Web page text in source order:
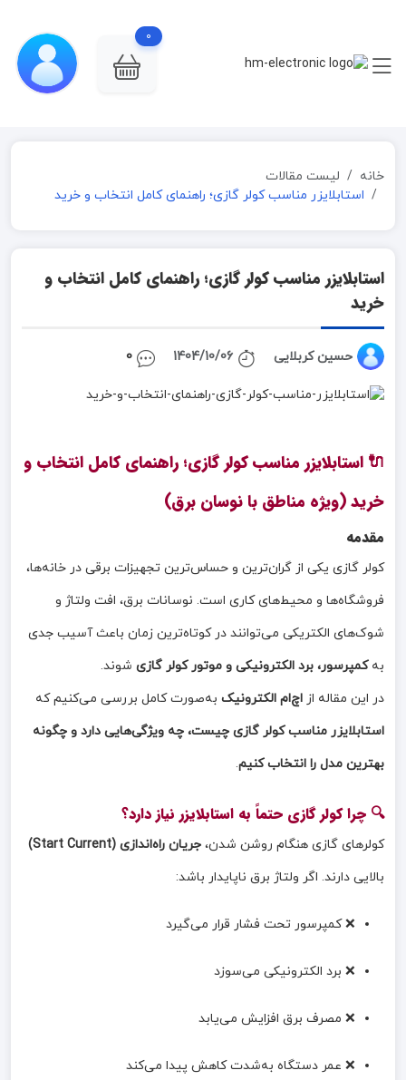
0
خانه
لیست مقالات
استابلایزر مناسب کولر گازی؛ راهنمای کامل انتخاب و خرید
استابلایزر مناسب کولر گازی؛ راهنمای کامل انتخاب و
خرید
حسین کربلایی 1404/10/06
0
🔌 استابلایزر مناسب کولر گازی؛ راهنمای کامل انتخاب و
خرید (ویژه مناطق با نوسان برق)
مقدمه
کولر گازی یکی از گران‌ترین و حساس‌ترین تجهیزات برقی در خانه‌ها،
فروشگاه‌ها و محیط‌های کاری است. نوسانات برق، افت ولتاژ و
شوک‌های الکتریکی می‌توانند در کوتاه‌ترین زمان باعث آسیب جدی
بهکمپرسور، برد الکترونیکی و موتور کولر گازی شوند.
در این مقاله از اچ‌ام الکترونیک به‌صورت کامل بررسی می‌کنیم که
استابلایزر مناسب کولر گازی چیست، چه ویژگی‌هایی دارد و چگونه
بهترین مدل را انتخاب کنیم.
🔍 چرا کولر گازی حتماً به استابلایزر نیاز دارد؟
کولرهای گازی هنگام روشن شدن، جریان راه‌اندازی (Start Current)
بالایی دارند. اگر ولتاژ برق ناپایدار باشد:
❌ کمپرسور تحت فشار قرار می‌گیرد
❌ برد الکترونیکی می‌سوزد
❌ مصرف برق افزایش می‌یابد
❌ عمر دستگاه به‌شدت کاهش پیدا می‌کند